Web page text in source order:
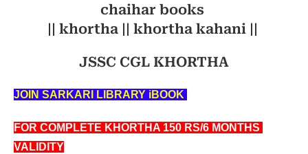
chaihar books
|| khortha || khortha kahani ||
JSSC CGL KHORTHA
JOIN SARKARI LIBRARY iBOOK
FOR COMPLETE KHORTHA 150 RS/6 MONTHS
VALIDITY